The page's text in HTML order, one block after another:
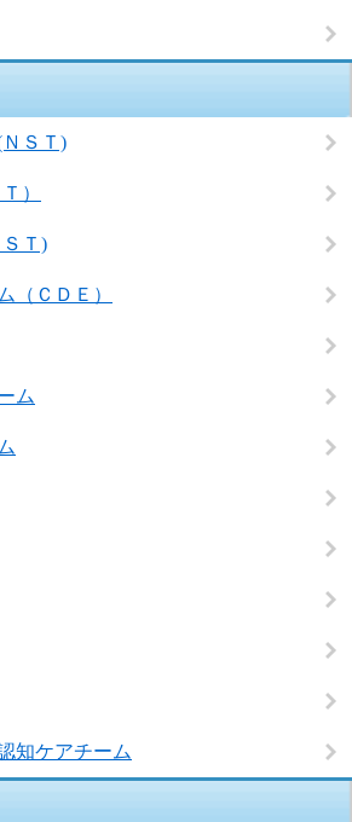
ＳＴ)
）
Ｔ)
（ＣＤＥ）
ム
知ケアチーム